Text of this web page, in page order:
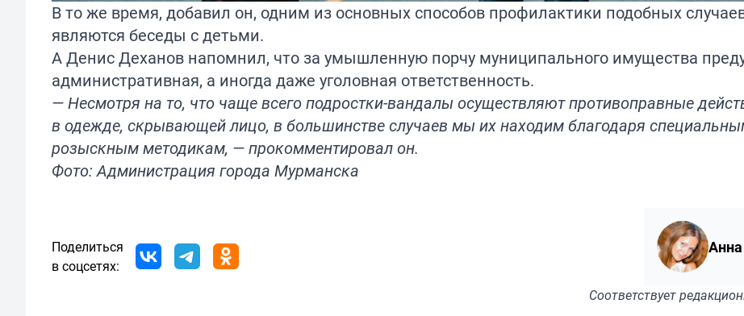
В то же время, добавил он, одним из основных способов профилактики подобных
являются беседы с детьми.
А Денис Деханов напомнил, что за умышленную порчу муниципального имущества
административная, а иногда даже уголовная ответственность.
— Несмотря на то, что чаще всего подростки-вандалы осуществляют противоправные
в одежде, скрывающей лицо, в большинстве случаев мы их находим благодаря
розыскным методикам, — прокомментировал он.
Фото: Администрация города Мурманска
Поделиться
в соцсетях:
Соответствует